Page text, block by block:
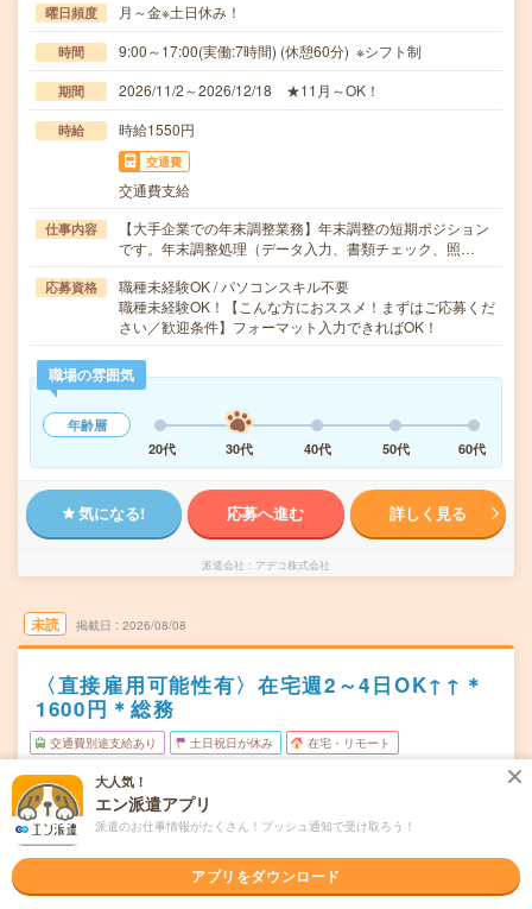
曜日頻度 月～金※土日休み！
時間 9:00～17:00(実働:7時間) (休憩60分) ※シフト制
期間 2026/11/2～2026/12/18 ★11月～OK！
時給 時給1550円
交通費
交通費支給
仕事内容
【大手企業での年末調整業務】年末調整の短期ポジション
です。年末調整処理（データ入力、書類チェック、照…
応募資格
職種未経験OK / パソコンスキル不要
職種未経験OK！【こんな方におススメ！まずはご応募くだ
さい／歓迎条件】フォーマット入力できればOK！
職場の雰囲気
年齢層
20代
30代 40代 50代 60代
気になる! 応募へ進む 詳しく見る
派遣会社 アデコ株式会社
未読 掲載日 2026/08/08
〈直接雇用可能性有〉在宅週2～4日OK↑↑＊
1600円＊総務
交通費別途支給あり 土日祝日が休み 在宅・リモート
勤務地
大阪府豊中市
緑地公園駅から徒歩1分
月～金※土日休み！
大人気！
エン派遣アプリ
派遣のお仕事情報がたくさん！プッシュ通知で受け取ろう！
アプリをダウンロード